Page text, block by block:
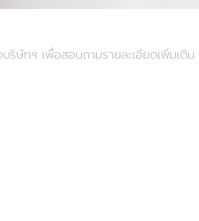
ษัทฯ เพื่อสอบถามรายละเอียดเพิ่มเติม